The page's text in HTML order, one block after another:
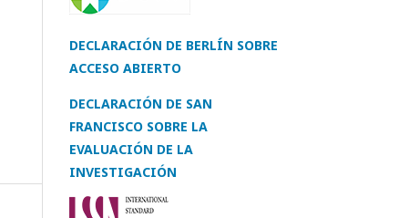
DECLARACIÓN DE BERLÍN SOBRE
ACCESO ABIERTO
DECLARACIÓN DE SAN
FRANCISCO SOBRE LA
EVALUACIÓN DE LA
INVESTIGACIÓN